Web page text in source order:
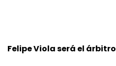
Felipe Viola será el árbitro